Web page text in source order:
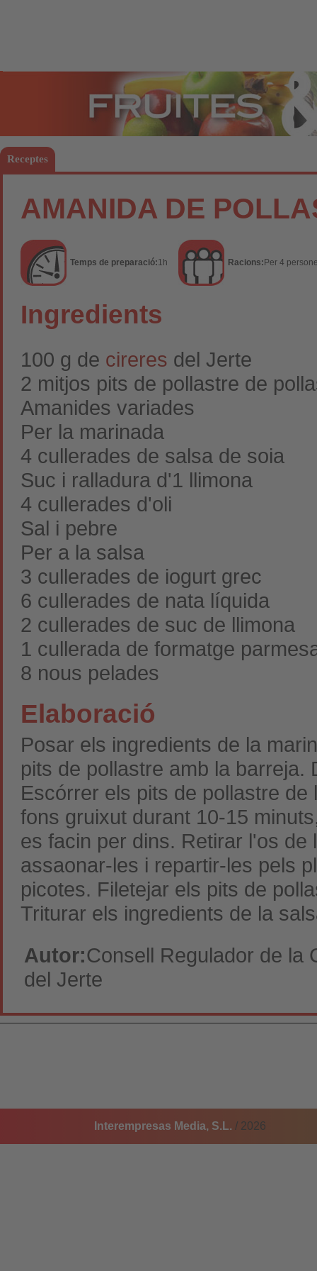
Receptes
AMANIDA DE
Temps de preparació:1h Racions: Per 4
Ingredients
100 g de cireres del Jerte
2 mitjos pits de pollastre de
Amanides variades
Per la marinada
4 cullerades de salsa de soia
Suc i ralladura d'1 llimona
4 cullerades d'oli
Sal i pebre
Per a la salsa
3 cullerades de iogurt grec
6 cullerades de nata líquida
2 cullerades de suc de llimona
1 cullerada de formatge
8 nous pelades
Elaboració
Posar els ingredients de la
pits de pollastre amb la
Escórrer els pits de pollastre
fons gruixut durant 10-15
es facin per dins. Retirar l'os
assaonar-les i repartir-les pels
picotes. Filetejar els pits de
Triturar els ingredients de la
Autor:Consell Regulador de la
del Jerte
Interempresas Media, S.L. / 2026